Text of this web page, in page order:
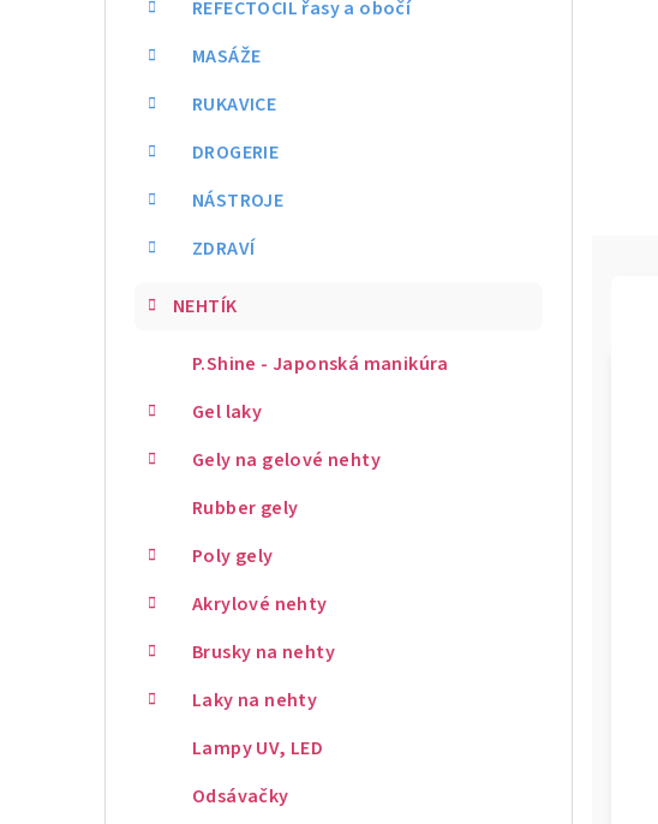
REFECTOCIL řasy a obočí
MASÁŽE
RUKAVICE
DROGERIE
NÁSTROJE
ZDRAVÍ
NEHTÍK
P.Shine - Japonská manikúra
Gel laky
Gely na gelové nehty
Rubber gely
Poly gely
Akrylové nehty
Brusky na nehty
Laky na nehty
Lampy UV, LED
Odsávačky